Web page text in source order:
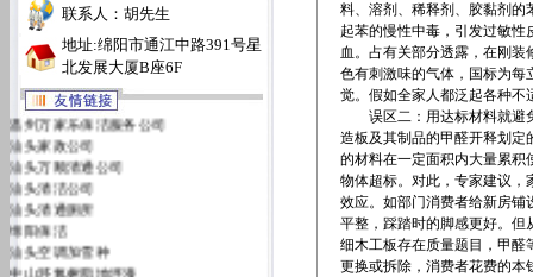
联系人：胡先生
地址:绵阳市通江中路391号星
北发展大厦B座6F
温州万家乐保洁服务公司
汕头家政公司
汕头万顺清通公司
汕头清洁公司
汕头清通厕所
绵阳保洁
汕头空调加雪种
中山环氧树脂地坪漆
料、溶剂、稀释剂、胶黏剂的
起苯的慢性中毒，引发过敏
血。占有关部分透露，在刚
色有刺激味的气体，国标为每
觉。假如全家人都泛起各种
误区二：用达标材料就避
造板及其制品的甲醛开释划定
的材料在一定面积内大量累积
物体超标。对此，专家建议，
效应。如部门消费者给新房铺
平整，踩踏时的脚感更好。但
细木工板存在质量题目，甲醛
更换或拆除，消费者花费的本